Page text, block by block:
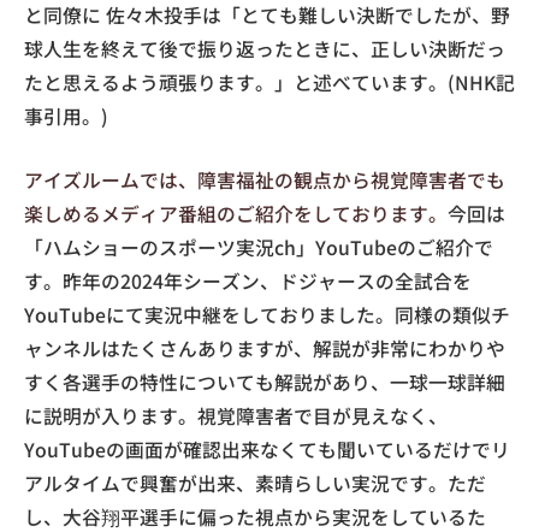
と同僚に 佐々木投手は「とても難しい決断でしたが、野
球人生を終えて後で振り返ったときに、正しい決断だっ
たと思えるよう頑張ります。」と述べています。(NHK記
事引用。)
アイズルームでは、障害福祉の観点から視覚障害者でも
楽しめるメディア番組のご紹介をしております。 今回は
「ハムショーのスポーツ実況ch」YouTubeのご紹介で
す。昨年の2024年シーズン、ドジャースの全試合を
YouTubeにて実況中継をしておりました。同様の類似チ
ャンネルはたくさんありますが、解説が非常にわかりや
すく各選手の特性についても解説があり、一球一球詳細
に説明が入ります。視覚障害者で目が見えなく、
YouTubeの画面が確認出来なくても聞いているだけでリ
アルタイムで興奮が出来、素晴らしい実況です。ただ
し、大谷翔平選手に偏った視点から実況をしているた